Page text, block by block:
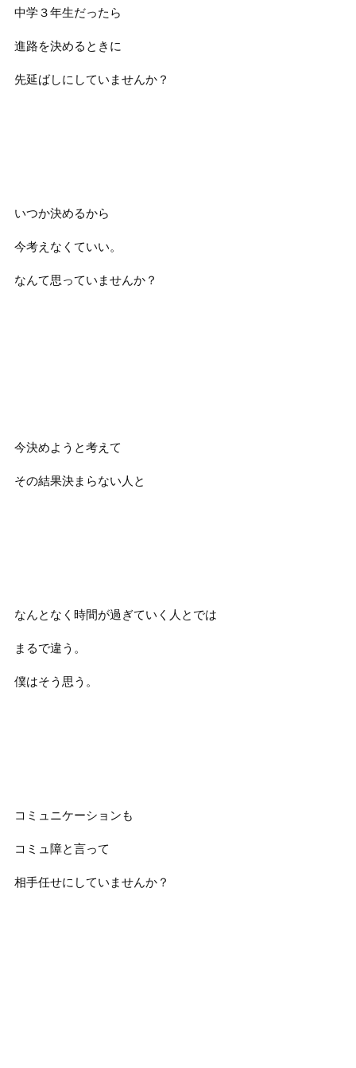
中学３年生だったら
進路を決めるときに
先延ばしにしていませんか？
いつか決めるから
今考えなくていい。
なんて思っていませんか？
今決めようと考えて
その結果決まらない人と
なんとなく時間が過ぎていく人とでは
まるで違う。
僕はそう思う。
コミュニケーションも
コミュ障と言って
相手任せにしていませんか？